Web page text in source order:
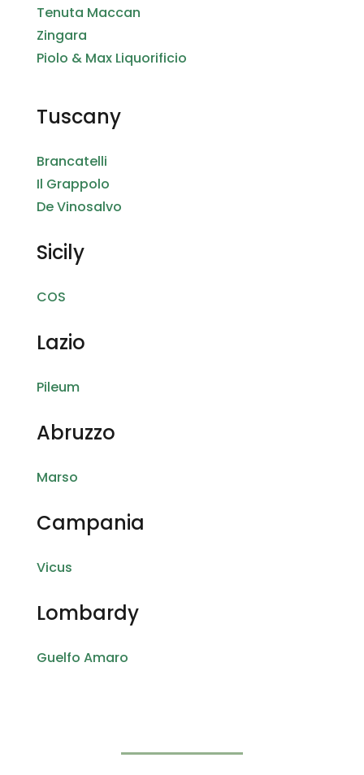
Tenuta Maccan
Zingara
Piolo & Max Liquorificio
Tuscany
Brancatelli
Il Grappolo
De Vinosalvo
Sicily
COS
Lazio
Pileum
Abruzzo
Marso
Campania
Vicus
Lombardy
Guelfo Amaro